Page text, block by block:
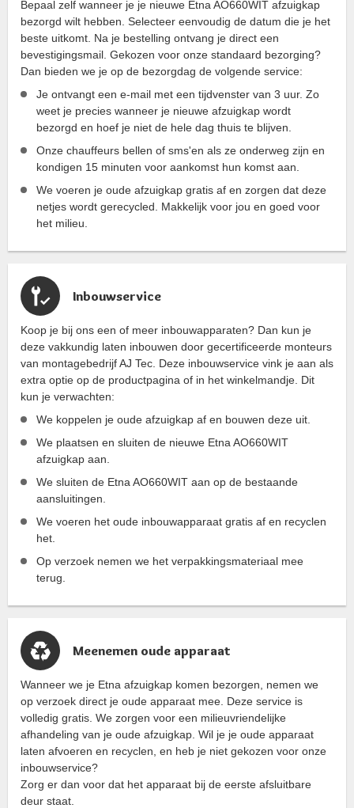
Bepaal zelf wanneer je je nieuwe Etna AO660WIT afzuigkap
bezorgd wilt hebben. Selecteer eenvoudig de datum die je het
beste uitkomt. Na je bestelling ontvang je direct een
bevestigingsmail. Gekozen voor onze standaard bezorging?
Dan bieden we je op de bezorgdag de volgende service:
Je ontvangt een e-mail met een tijdvenster van 3 uur. Zo
weet je precies wanneer je nieuwe afzuigkap wordt
bezorgd en hoef je niet de hele dag thuis te blijven.
Onze chauffeurs bellen of sms'en als ze onderweg zijn en
kondigen 15 minuten voor aankomst hun komst aan.
We voeren je oude afzuigkap gratis af en zorgen dat deze
netjes wordt gerecycled. Makkelijk voor jou en goed voor
het milieu.
Inbouwservice
Koop je bij ons een of meer inbouwapparaten? Dan kun je
deze vakkundig laten inbouwen door gecertificeerde monteurs
van montagebedrijf AJ Tec. Deze inbouwservice vink je aan als
extra optie op de productpagina of in het winkelmandje. Dit
kun je verwachten:
We koppelen je oude afzuigkap af en bouwen deze uit.
We plaatsen en sluiten de nieuwe Etna AO660WIT
afzuigkap aan.
We sluiten de Etna AO660WIT aan op de bestaande
aansluitingen.
We voeren het oude inbouwapparaat gratis af en recyclen
het.
Op verzoek nemen we het verpakkingsmateriaal mee
terug.
Meenemen oude apparaat
Wanneer we je Etna afzuigkap komen bezorgen, nemen we
op verzoek direct je oude apparaat mee. Deze service is
volledig gratis. We zorgen voor een milieuvriendelijke
afhandeling van je oude afzuigkap. Wil je je oude apparaat
laten afvoeren en recyclen, en heb je niet gekozen voor onze
inbouwservice?
Zorg er dan voor dat het apparaat bij de eerste afsluitbare
deur staat.